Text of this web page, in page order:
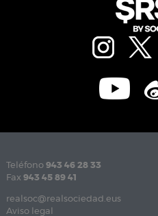
Teléfono 943 46 28 33
Fax 943 45 89 41
realsoc@realsociedad.eus
Aviso legal